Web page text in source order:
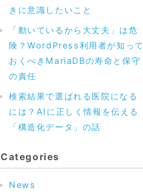
きに意識したいこと
「動いているから大丈夫」は危
険？WordPress利用者が知って
おくべきMariaDBの寿命と保守
の責任
検索結果で選ばれる医院になる
には？AIに正しく情報を伝える
「構造化データ」の話
Categories
News